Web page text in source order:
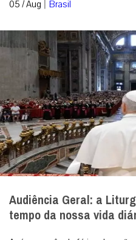
tempo da nossa vida
Após um mês de férias de
audiências gerais no Vaticano.
catequese sobre a
05 / Aug|Roma